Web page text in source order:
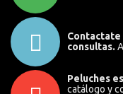
Contactate
consultas.
Peluches
catálogo y